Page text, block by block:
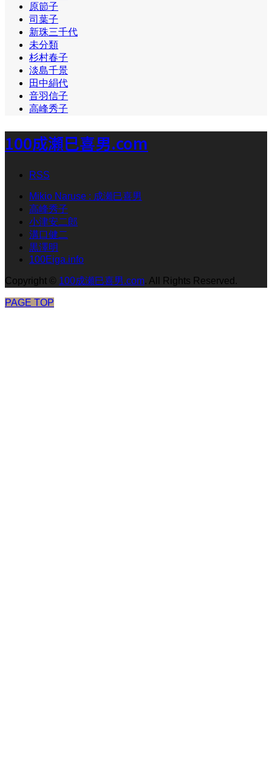
原節子
司葉子
新珠三千代
未分類
杉村春子
淡島千景
田中絹代
音羽信子
高峰秀子
100成瀬巳喜男.com
RSS
Mikio Naruse : 成瀬巳喜男
高峰秀子
小津安二郎
溝口健二
黒澤明
100Eiga.info
Copyright © 100成瀬巳喜男.com. All Rights Reserved.
PAGE TOP